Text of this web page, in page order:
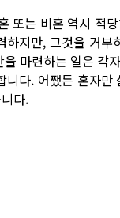
또는 비혼 역시 적
하지만, 그것을 거
마련하는 일은 각
니다. 어쨌든 혼자
다.